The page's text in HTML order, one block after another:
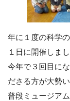
年に１度の科学
１日に開催しまし
今年で３回目に
ださる方が大勢
普段ミュージア